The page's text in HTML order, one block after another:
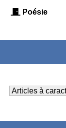
Poésie